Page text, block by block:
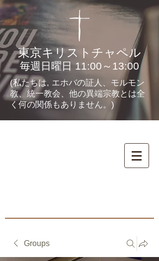
東京キリストチャペル
毎週日曜日 11:00～13:00
(私たちは, エホバの証人、モルモン
教、統一教会、他の異端宗教とは全
く何の関係もありません。)
Groups